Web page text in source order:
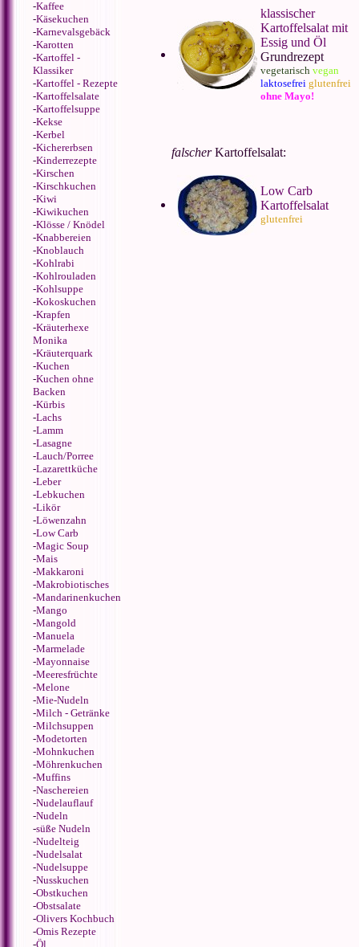
-Kaffee
-Käsekuchen
-Karnevalsgebäck
-Karotten
-Kartoffel -
Klassiker
-Kartoffel - Rezepte
-Kartoffelsalate
-Kartoffelsuppe
-Kekse
-Kerbel
-Kichererbsen
-Kinderrezepte
-Kirschen
-Kirschkuchen
-Kiwi
-Kiwikuchen
-Klösse / Knödel
-Knabbereien
-Knoblauch
-Kohlrabi
-Kohlrouladen
-Kohlsuppe
-Kokoskuchen
-Krapfen
-Kräuterhexe
Monika
-Kräuterquark
-Kuchen
-Kuchen ohne
Backen
-Kürbis
-Lachs
-Lamm
-Lasagne
-Lauch/Porree
-Lazarettküche
-Leber
-Lebkuchen
-Likör
-Löwenzahn
-Low Carb
-Magic Soup
-Mais
-Makkaroni
-Makrobiotisches
-Mandarinenkuchen
-Mango
-Mangold
-Manuela
-Marmelade
-Mayonnaise
-Meeresfrüchte
-Melone
-Mie-Nudeln
-Milch - Getränke
-Milchsuppen
-Modetorten
-Mohnkuchen
-Möhrenkuchen
-Muffins
-Naschereien
-Nudelauflauf
-Nudeln
-süße Nudeln
-Nudelteig
-Nudelsalat
-Nudelsuppe
-Nusskuchen
-Obstkuchen
-Obstsalate
-Olivers Kochbuch
-Omis Rezepte
-Öl
klassischer
Kartoffelsalat mit
Essig und Öl
Grundrezept
vegetarisch vegan
laktosefrei glutenfrei
ohne Mayo!
falscherKartoffelsalat:
Low Carb
Kartoffelsalat
glutenfrei